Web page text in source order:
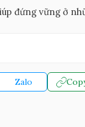
đứng vững ở
Zalo